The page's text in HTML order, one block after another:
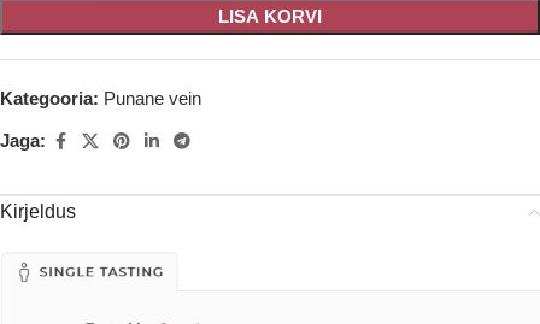
LISA KORVI
Kategooria: Punane vein
Jaga:
Kirjeldus